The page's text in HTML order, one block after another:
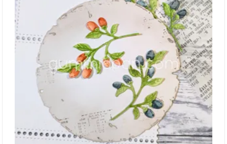
LDRS Creative
Leane Creatief
Lisa Horton
Marianne Design
Masterpiece Design
My Favorite Things
Neat & Tangled